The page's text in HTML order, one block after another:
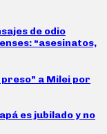
de odio
“asesinatos,
a Milei por
es jubilado y no